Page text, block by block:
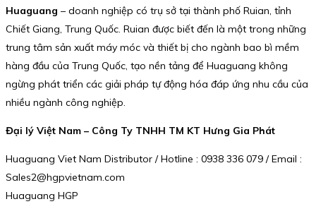
Huaguang – doanh nghiệp có trụ sở tại thành phố Ruian, tỉnh
Chiết Giang, Trung Quốc. Ruian được biết đến là một trong những
trung tâm sản xuất máy móc và thiết bị cho ngành bao bì mềm
hàng đầu của Trung Quốc, tạo nền tảng để Huaguang không
ngừng phát triển các giải pháp tự động hóa đáp ứng nhu cầu của
nhiều ngành công nghiệp.
Đại lý Việt Nam – Công Ty TNHH TM KT Hưng Gia Phát
Huaguang Viet Nam Distributor / Hotline : 0938 336 079 / Email :
Sales2@hgpvietnam.com
Huaguang HGP